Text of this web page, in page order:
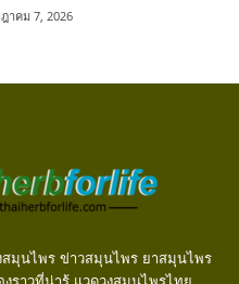
าคม 7, 2026
มุนไพร ข่าวสมุนไพร ยาสมุนไพร